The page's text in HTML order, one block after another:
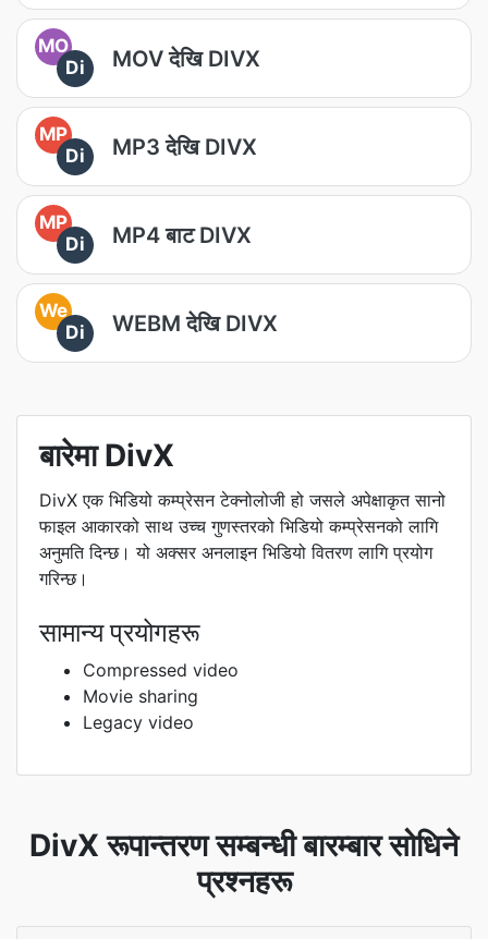
MO
Di
MOV देखि DIVX
MP
Di
MP3 देखि DIVX
MP
Di
MP4 बाट DIVX
We
Di
WEBM देखि DIVX
बारेमा DivX
DivX एक भिडियो कम्प्रेसन टेक्नोलोजी हो जसले अपेक्षाकृत सानो
फाइल आकारको साथ उच्च गुणस्तरको भिडियो कम्प्रेसनको लागि
अनुमति दिन्छ। यो अक्सर अनलाइन भिडियो वितरण लागि प्रयोग
गरिन्छ।
सामान्य प्रयोगहरू
Compressed video
Movie sharing
Legacy video
DivX रूपान्तरण सम्बन्धी बारम्बार सोधिने
प्रश्नहरू